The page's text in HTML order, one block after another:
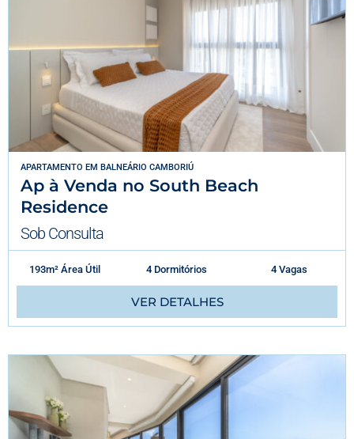
APARTAMENTO EM BALNEÁRIO CAMBORIÚ
Ap à Venda no South Beach
Residence
Sob Consulta
193m² Área Útil 4 Dormitórios 4 Vagas
VER DETALHES